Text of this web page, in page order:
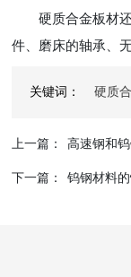
硬质合金板材还
件、磨床的轴承、
关键词： 硬质
上一篇： 高速钢和
下一篇： 钨钢材料